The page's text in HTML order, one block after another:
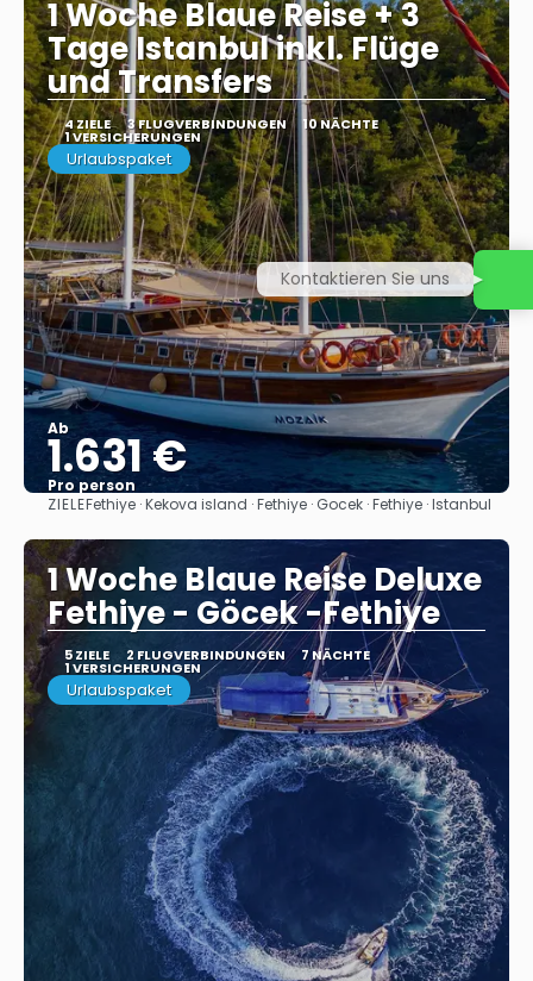
1 Woche Blaue Reise + 3
Tage Istanbul inkl. Flüge
und Transfers
4 ZIELE 3 FLUGVERBINDUNGEN 10 NÄCHTE
1 VERSICHERUNGEN
Urlaubspaket
Ab
1.631 €
Pro person
Sehen
ZIELEFethiye · Kekova island · Fethiye · Gocek · Fethiye · Istanbul
1 Woche Blaue Reise Deluxe
Fethiye - Göcek -Fethiye
5 ZIELE 2 FLUGVERBINDUNGEN 7 NÄCHTE
1 VERSICHERUNGEN
Urlaubspaket
Kontaktieren Sie uns